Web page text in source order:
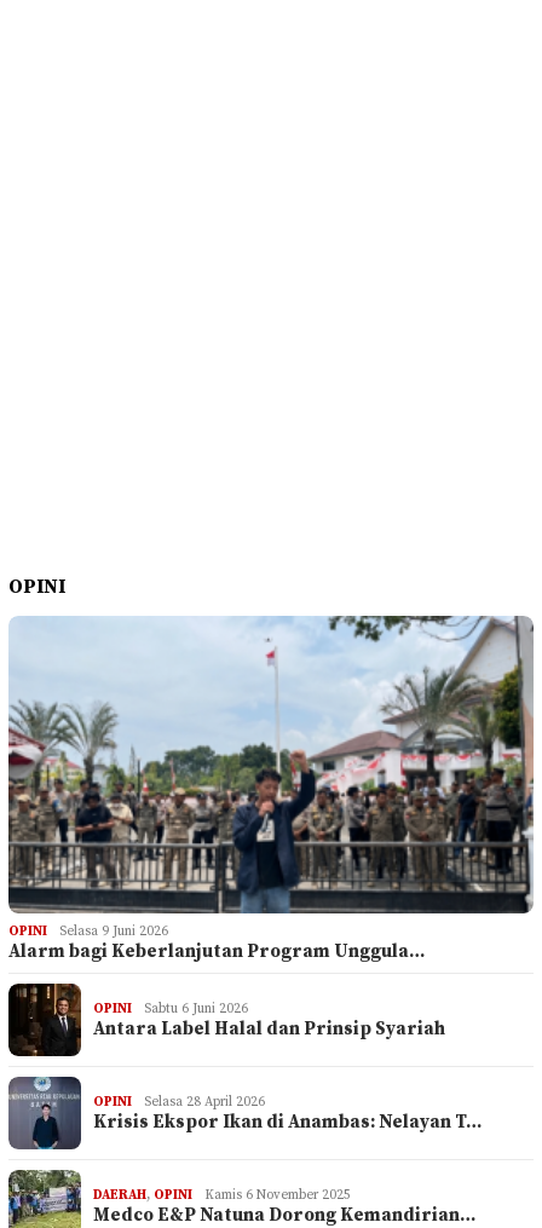
OPINI
OPINI Selasa 9 Juni 2026
Alarm bagi Keberlanjutan Program Unggula…
OPINI Sabtu 6 Juni 2026
Antara Label Halal dan Prinsip Syariah
OPINI Selasa 28 April 2026
Krisis Ekspor Ikan di Anambas: Nelayan T…
DAERAH, OPINI Kamis 6 November 2025
Medco E&P Natuna Dorong Kemandirian…